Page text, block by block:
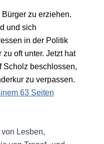
zu erziehen.
und sich
in der Politik
oft unter. Jetzt hat
Scholz beschlossen,
zu verpassen.
63 Seiten
Lesben,